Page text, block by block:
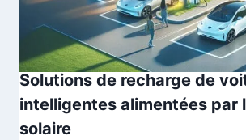
Solutions de recharge de
intelligentes alimentées par
solaire